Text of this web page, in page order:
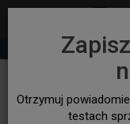
Otrzymuj
testach
+48 530 932
NA